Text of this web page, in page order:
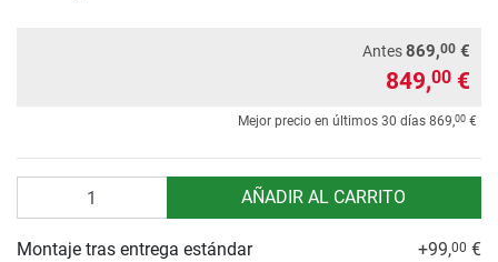
Antes869,00 €
849,00 €
Mejor precio en últimos 30 días 869,00 €
AÑADIR AL CARRITO
Montaje tras entrega estándar +99,00 €